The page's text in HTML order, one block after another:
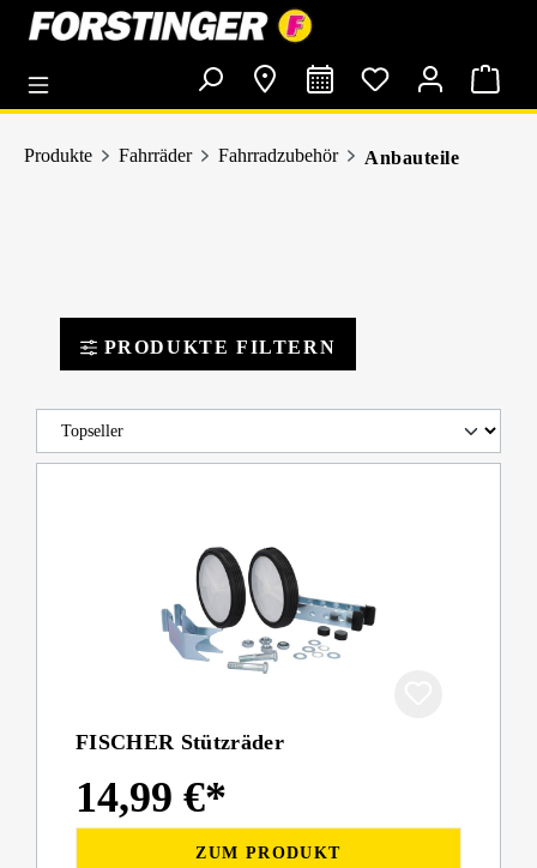
springen
Produkte Fahrräder Fahrradzubehör Anbauteile
PRODUKTE FILTERN
FISCHER Stützräder
14,99 €*
ZUM PRODUKT